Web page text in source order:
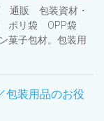
通販 包装資材・
ポリ袋 OPP袋
子包材。包装用
装用品のお役